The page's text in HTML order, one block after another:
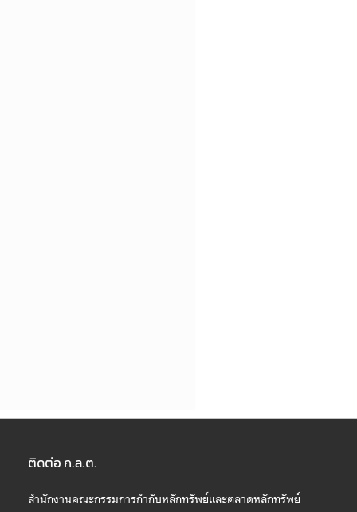
ติดต่อ ก.ล.ต.
สำนักงานคณะกรรมการกำกับหลักทรัพย์และตลาดหลักทรัพย์